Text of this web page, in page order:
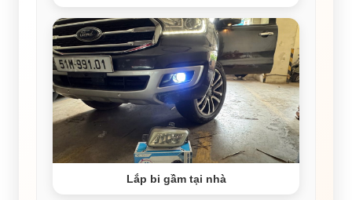
Lắp bi gầm tại nhà